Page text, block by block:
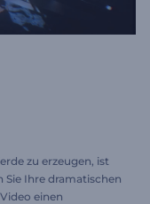
zu erzeugen, ist
Sie Ihre dramatischen
einen